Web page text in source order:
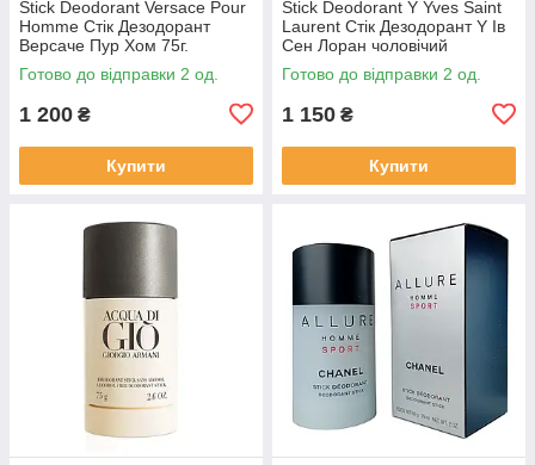
Stick Deodorant Versace Pour
Homme Стік Дезодорант
Версаче Пур Хом 75г.
Готово до відправки 2 од.
1 200 ₴
Купити
Stick Deodorant Y Yves Saint
Laurent Стік Дезодорант Y Ів
Сен Лоран чоловічий
Готово до відправки 2 од.
1 150 ₴
Купити